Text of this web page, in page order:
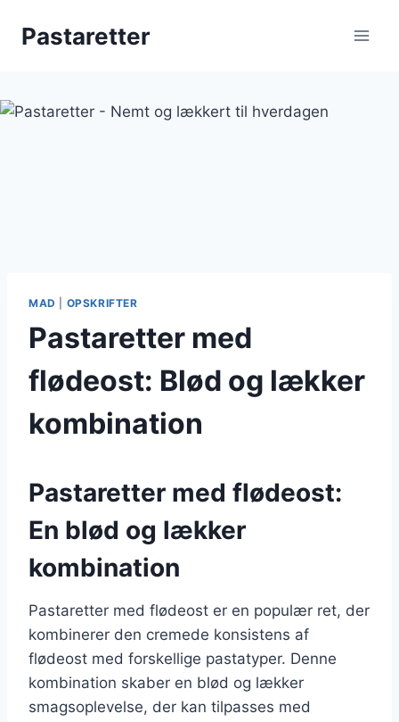
Pastaretter
MAD OPSKRIFTER
Pastaretter med
flødeost: Blød og lækker
kombination
Pastaretter med flødeost:
En blød og lækker
kombination
Pastaretter med flødeost er en populær ret, der
kombinerer den cremede konsistens af
flødeost med forskellige pastatyper. Denne
kombination skaber en blød og lækker
smagsoplevelse, der kan tilpasses med